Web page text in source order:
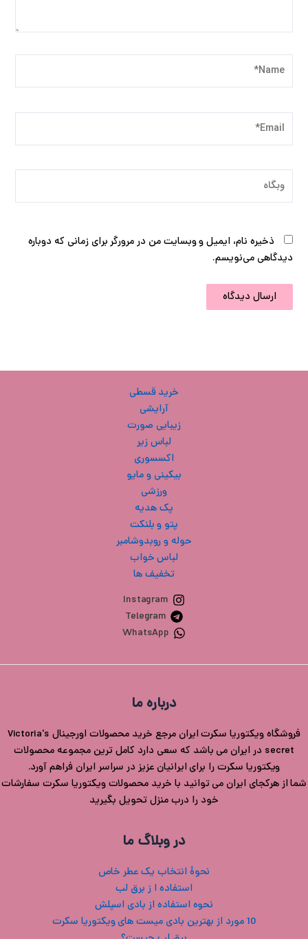
Email*
وبگاه
ذخیره نام، ایمیل و وبسایت من در مرورگر برای زمانی که دوباره
دیدگاهی می‌نویسم.
خرید قسطی
آرایشی
زیبایی صورت
لباس زیر
اکسسوری
بیکینی و مایو
ورزشی
پک هدیه
پتو و بلنکت
حوله و روبدوشامبر
لباس خواب
تخفیف ها
Instagram
Telegram
WhatsApp
درباره ما
فروشگاه ویکتوریا سکرت ایران مرجع خرید محصولات اورجینال Victoria's
secret در ایران می باشد که سعی دارد کامل ترین مجموعه محصولات
ویکتوریا سکرت را برای ایرانیان عزیز در سراسر ایران فراهم آورد.
شما از هرکجای ایران می توانید با خرید محصولات ویکتوریا سکرت سفارشات
خود را درب منزل تحویل بگیرید
در وبلاگ ما
نحوۀ انتخاب یک عطر خاص
استفاده ا ز برق لب
نحوه استفاده از بادی اسپلش
10 مورد از بهترین بادی میست های ویکتوریا سکرت